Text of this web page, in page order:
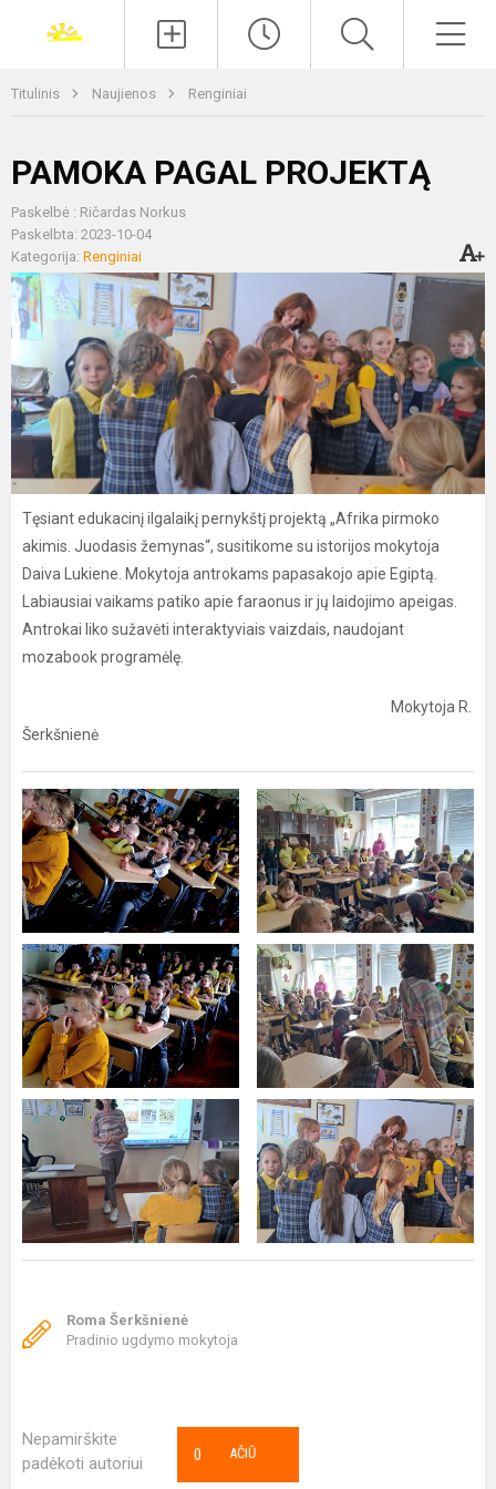
Titulinis Naujienos Renginiai
PAMOKA PAGAL PROJEKTĄ
Paskelbė : Ričardas Norkus
Paskelbta: 2023-10-04
Kategorija: Renginiai
Tęsiant edukacinį ilgalaikį pernykštį projektą „Afrika pirmoko
akimis. Juodasis žemynas“, susitikome su istorijos mokytoja
Daiva Lukiene. Mokytoja antrokams papasakojo apie Egiptą.
Labiausiai vaikams patiko apie faraonus ir jų laidojimo apeigas.
Antrokai liko sužavėti interaktyviais vaizdais, naudojant
mozabook programėlę.
Mokytoja R.
Šerkšnienė
Roma Šerkšnienė
Pradinio ugdymo mokytoja
Nepamirškite
padėkoti autoriui
AČIŪ
0